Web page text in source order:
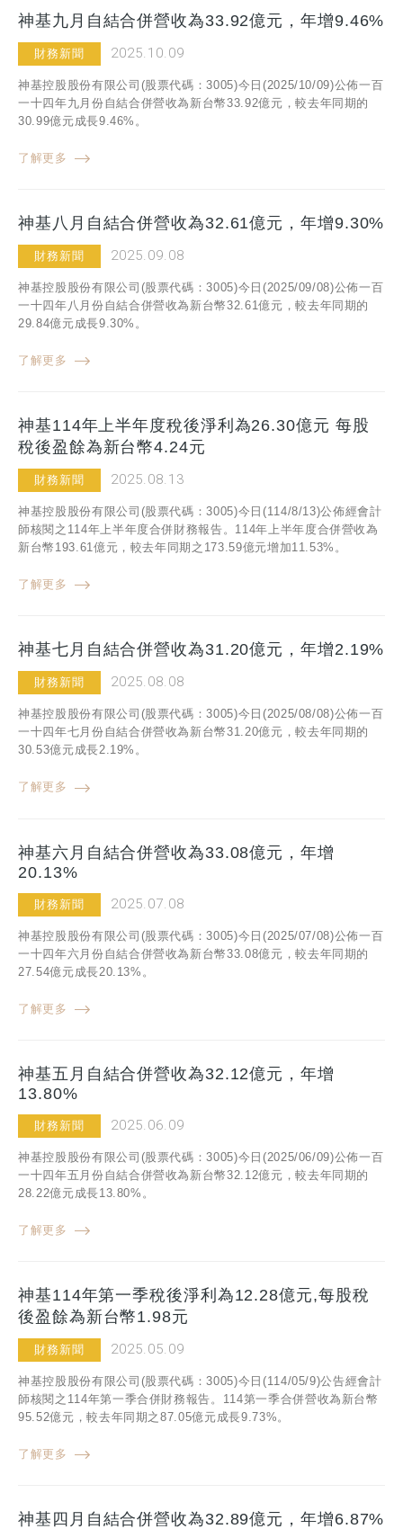
神基九月自結合併營收為33.92億元，年增9.46%
財務新聞 2025.10.09
神基控股股份有限公司(股票代碼：3005)今日(2025/10/09)公佈一百
一十四年九月份自結合併營收為新台幣33.92億元，較去年同期的
30.99億元成長9.46%。
了解更多
神基八月自結合併營收為32.61億元，年增9.30%
財務新聞 2025.09.08
神基控股股份有限公司(股票代碼：3005)今日(2025/09/08)公佈一百
一十四年八月份自結合併營收為新台幣32.61億元，較去年同期的
29.84億元成長9.30%。
了解更多
神基114年上半年度稅後淨利為26.30億元 每股
稅後盈餘為新台幣4.24元
財務新聞 2025.08.13
神基控股股份有限公司(股票代碼：3005)今日(114/8/13)公佈經會計
師核閱之114年上半年度合併財務報告。114年上半年度合併營收為
新台幣193.61億元，較去年同期之173.59億元增加11.53%。
了解更多
神基七月自結合併營收為31.20億元，年增2.19%
財務新聞 2025.08.08
神基控股股份有限公司(股票代碼：3005)今日(2025/08/08)公佈一百
一十四年七月份自結合併營收為新台幣31.20億元，較去年同期的
30.53億元成長2.19%。
了解更多
神基六月自結合併營收為33.08億元，年增
20.13%
財務新聞 2025.07.08
神基控股股份有限公司(股票代碼：3005)今日(2025/07/08)公佈一百
一十四年六月份自結合併營收為新台幣33.08億元，較去年同期的
27.54億元成長20.13%。
了解更多
神基五月自結合併營收為32.12億元，年增
13.80%
財務新聞 2025.06.09
神基控股股份有限公司(股票代碼：3005)今日(2025/06/09)公佈一百
一十四年五月份自結合併營收為新台幣32.12億元，較去年同期的
28.22億元成長13.80%。
了解更多
神基114年第一季稅後淨利為12.28億元,每股稅
後盈餘為新台幣1.98元
財務新聞 2025.05.09
神基控股股份有限公司(股票代碼：3005)今日(114/05/9)公告經會計
師核閱之114年第一季合併財務報告。114第一季合併營收為新台幣
95.52億元，較去年同期之87.05億元成長9.73%。
了解更多
神基四月自結合併營收為32.89億元，年增6.87%